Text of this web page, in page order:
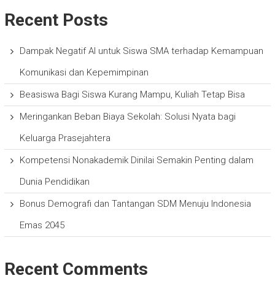
Recent Posts
Dampak Negatif AI untuk Siswa SMA terhadap Kemampuan
Komunikasi dan Kepemimpinan
Beasiswa Bagi Siswa Kurang Mampu, Kuliah Tetap Bisa
Meringankan Beban Biaya Sekolah: Solusi Nyata bagi
Keluarga Prasejahtera
Kompetensi Nonakademik Dinilai Semakin Penting dalam
Dunia Pendidikan
Bonus Demografi dan Tantangan SDM Menuju Indonesia
Emas 2045
Recent Comments